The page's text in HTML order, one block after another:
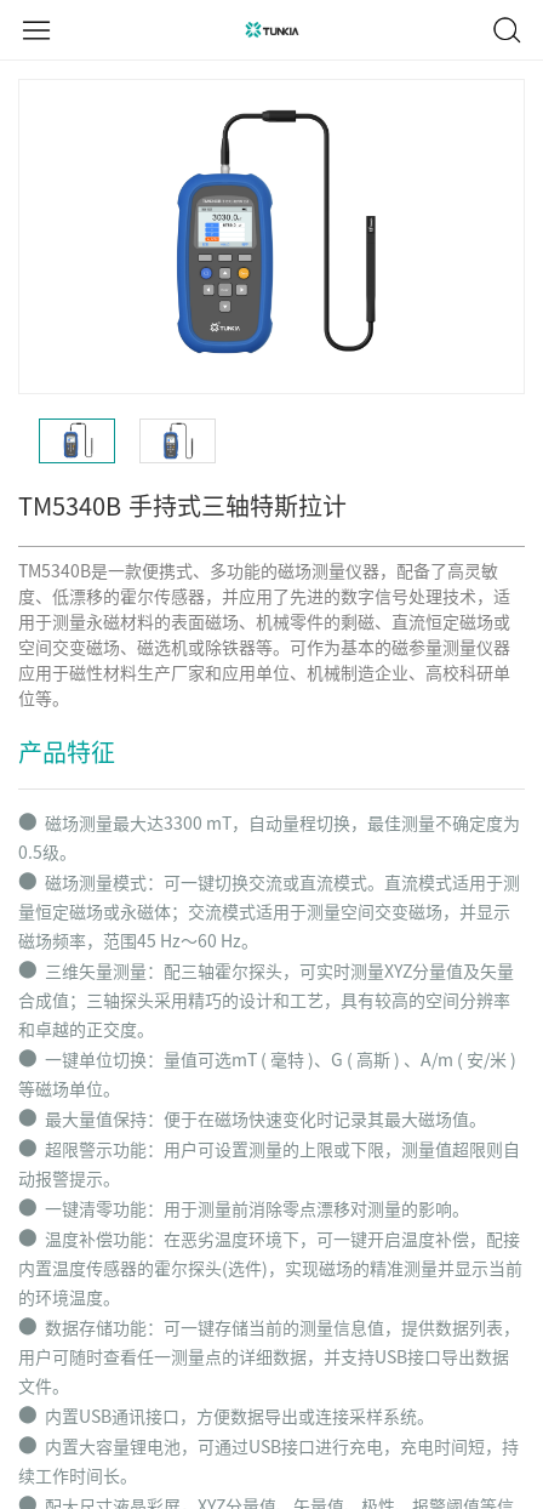
TM5340B 手持式三轴特斯拉计
TM5340B是一款便携式、多功能的磁场测量仪器，配备了高灵敏
度、低漂移的霍尔传感器，并应用了先进的数字信号处理技术，适
用于测量永磁材料的表面磁场、机械零件的剩磁、直流恒定磁场或
空间交变磁场、磁选机或除铁器等。可作为基本的磁参量测量仪器
应用于磁性材料生产厂家和应用单位、机械制造企业、高校科研单
位等。
产品特征
⬤ 磁场测量最大达3300 mT，自动量程切换，最佳测量不确定度为
0.5级。
⬤ 磁场测量模式：可一键切换交流或直流模式。直流模式适用于测
量恒定磁场或永磁体；交流模式适用于测量空间交变磁场，并显示
磁场频率，范围45 Hz～60 Hz。
⬤ 三维矢量测量：配三轴霍尔探头，可实时测量XYZ分量值及矢量
合成值；三轴探头采用精巧的设计和工艺，具有较高的空间分辨率
和卓越的正交度。
⬤ 一键单位切换：量值可选mT ( 毫特 )、G ( 高斯 ) 、A/m ( 安/米 )
等磁场单位。
⬤ 最大量值保持：便于在磁场快速变化时记录其最大磁场值。
⬤ 超限警示功能：用户可设置测量的上限或下限，测量值超限则自
动报警提示。
⬤ 一键清零功能：用于测量前消除零点漂移对测量的影响。
⬤ 温度补偿功能：在恶劣温度环境下，可一键开启温度补偿，配接
内置温度传感器的霍尔探头(选件)，实现磁场的精准测量并显示当前
的环境温度。
⬤ 数据存储功能：可一键存储当前的测量信息值，提供数据列表，
用户可随时查看任一测量点的详细数据，并支持USB接口导出数据
文件。
⬤ 内置USB通讯接口，方便数据导出或连接采样系统。
⬤ 内置大容量锂电池，可通过USB接口进行充电，充电时间短，持
续工作时间长。
⬤